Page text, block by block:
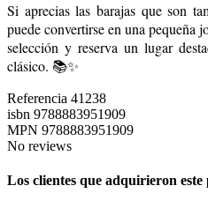
Si aprecias las barajas que son
puede convertirse en una pequeña
selección y reserva un lugar
clásico. 📚✨
Referencia 41238
isbn 9788883951909
MPN 9788883951909
No reviews
Los clientes que adquirieron